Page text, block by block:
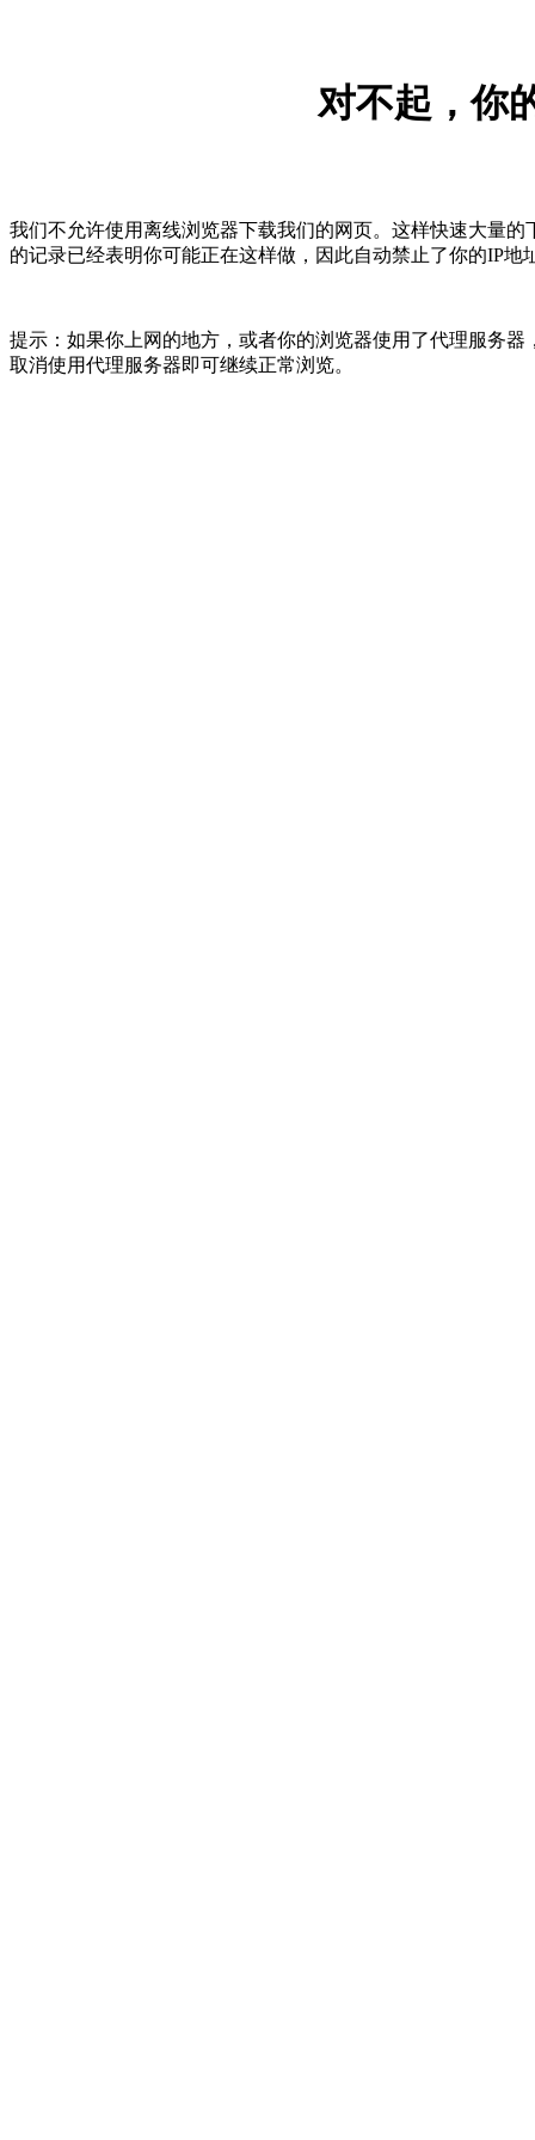
对不起，你
我们不允许使用离线浏览器下载我们的网页。这样快速大量
的记录已经表明你可能正在这样做，因此自动禁止了你的IP
提示：如果你上网的地方，或者你的浏览器使用了代理服务
取消使用代理服务器即可继续正常浏览。